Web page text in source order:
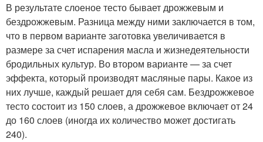
В результате слоеное тесто бывает дрожжевым и
бездрожжевым. Разница между ними заключается в том,
что в первом варианте заготовка увеличивается в
размере за счет испарения масла и жизнедеятельности
бродильных культур. Во втором варианте — за счет
эффекта, который производят масляные пары. Какое из
них лучше, каждый решает для себя сам. Бездрожжевое
тесто состоит из 150 слоев, а дрожжевое включает от 24
до 160 слоев (иногда их количество может достигать
240).